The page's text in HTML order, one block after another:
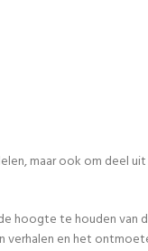
maar ook om deel
hoogte te houden van
en het